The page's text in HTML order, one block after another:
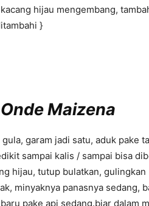
hijau mengembang,
}
Maizena
garam jadi satu, aduk pake
sampai kalis / sampai bisa
hijau, tutup bulatkan,
minyaknya panasnya sedang,
pake api sedang.biar dalam